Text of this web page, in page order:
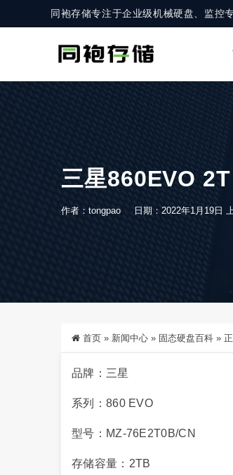
同袍存储专注于企业级机械硬盘、监控
三星860EVO
作者：tongpao 日期：2022年1月19日
首页 » 新闻中心 » 固态硬盘百科 »
品牌：三星
系列：860 EVO
型号：MZ-76E2T0B/CN
存储容量：2TB